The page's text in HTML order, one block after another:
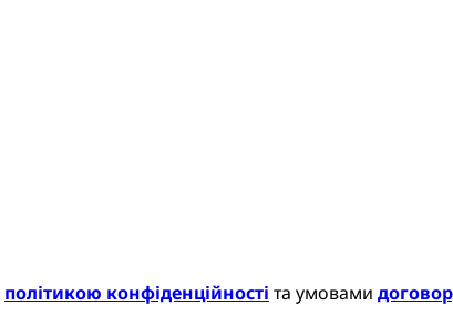
політикою конфіденційності та умовами